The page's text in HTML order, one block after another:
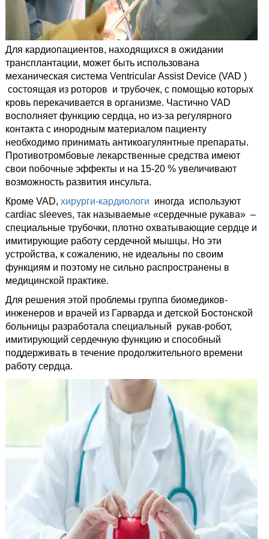
Для кардиопациентов, находящихся в ожидании
трансплантации, может быть использована
механическая система Ventricular Assist Device (VAD )
состоящая из роторов и трубочек, с помощью которых
кровь перекачивается в организме. Частично VAD
восполняет функцию сердца, но из-за регулярного
контакта с инородным материалом пациенту
необходимо принимать антикоагулянтные препараты.
Противотромбовые лекарственные средства имеют
свои побочные эффекты и на 15-20 % увеличивают
возможность развития инсульта.
Кроме VAD, хирурги-кардиологи иногда используют
cardiac sleeves, так называемые «сердечные рукава» –
специальные трубочки, плотно охватывающие сердце и
имитирующие работу сердечной мышцы. Но эти
устройства, к сожалению, не идеальны по своим
функциям и поэтому не сильно распространены в
медицинской практике.
Для решения этой проблемы группа биомедиков-
инженеров и врачей из Гарварда и детской Бостонской
больницы разработала специальный рукав-робот,
имитирующий сердечную функцию и способный
поддерживать в течение продолжительного времени
работу сердца.